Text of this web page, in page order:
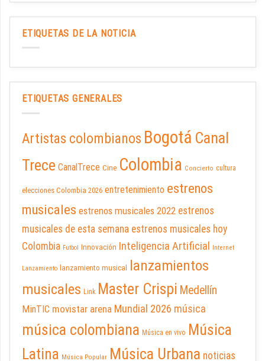
ETIQUETAS DE LA NOTICIA
ETIQUETAS GENERALES
Artistas colombianos Bogotá Canal
Trece CanalTrece Cine Colombia Concierto cultura
elecciones Colombia 2026 entretenimiento estrenos
musicales estrenos musicales 2022 estrenos
musicales de esta semana estrenos musicales hoy
Colombia Futbol Innovación Inteligencia Artificial Internet
Lanzamiento lanzamiento musical
lanzamientos
musicales Link Master Crispi Medellín
MinTIC movistar arena Mundial 2026 música
música colombiana Música en vivo Música
Latina Música Popular Música Urbana noticias